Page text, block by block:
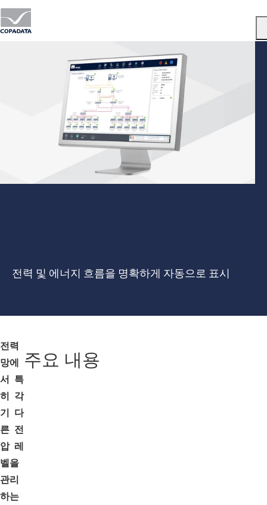
전력 및 에너지 흐름을 명확하게 자동으로 표시
전력
망에
서 특
히 각
기 다
른 전
압 레
벨을
관리
하는
주요 내용